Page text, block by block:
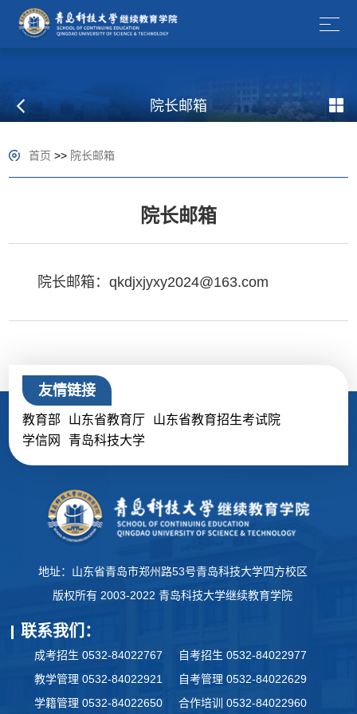
院长邮箱
首页 >> 院长邮箱
院长邮箱
院长邮箱：qkdjxjyxy2024@163.com
友情链接
教育部 山东省教育厅
山东省教育招生考试院
学信网
青岛科技大学
地址：山东省青岛市郑州路53号青岛科技大学四方校区
版权所有 2003-2022 青岛科技大学继续教育学院
联系我们：
成考招生 0532-84022767
自考招生 0532-84022977
教学管理 0532-84022921
自考管理 0532-84022629
学籍管理 0532-84022650
合作培训 0532-84022960